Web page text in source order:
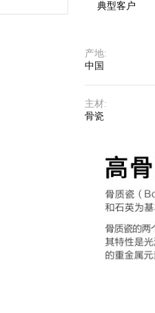
典型客户
产地:
中国
主材:
骨瓷